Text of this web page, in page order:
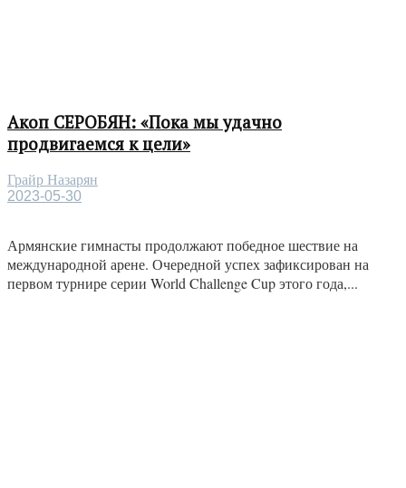
Акоп СЕРОБЯН: «Пока мы удачно
продвигаемся к цели»
Грайр Назарян
2023-05-30
Армянские гимнасты продолжают победное шествие на
международной арене. Очередной успех зафиксирован на
первом турнире серии World Challenge Cup этого года,...